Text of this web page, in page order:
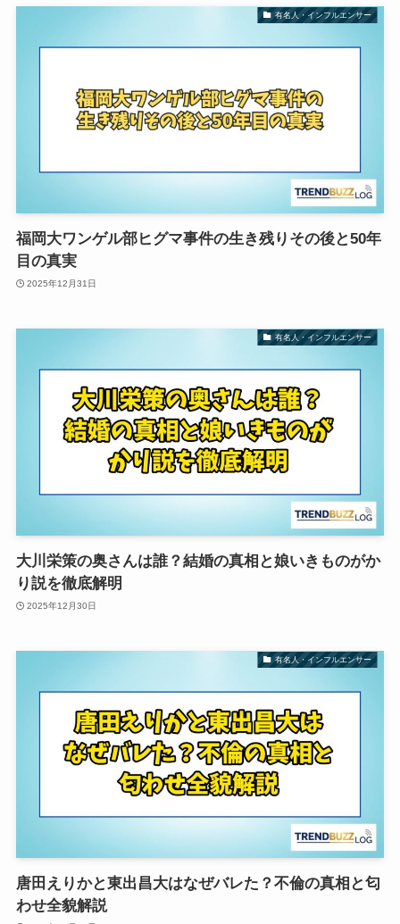
有名人・インフルエンサー
福岡大ワンゲル部ヒグマ事件の生き残りその後と50年
目の真実
2025年12月31日
有名人・インフルエンサー
大川栄策の奥さんは誰？結婚の真相と娘いきものがか
り説を徹底解明
2025年12月30日
有名人・インフルエンサー
唐田えりかと東出昌大はなぜバレた？不倫の真相と匂
わせ全貌解説